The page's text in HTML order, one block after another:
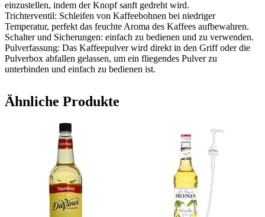
einzustellen, indem der Knopf sanft gedreht wird.
Trichterventil: Schleifen von Kaffeebohnen bei niedriger
Temperatur, perfekt das feuchte Aroma des Kaffees aufbewahren.
Schalter und Sicherungen: einfach zu bedienen und zu verwenden.
Pulverfassung: Das Kaffeepulver wird direkt in den Griff oder die
Pulverbox abfallen gelassen, um ein fliegendes Pulver zu
unterbinden und einfach zu bedienen ist.
Ähnliche Produkte